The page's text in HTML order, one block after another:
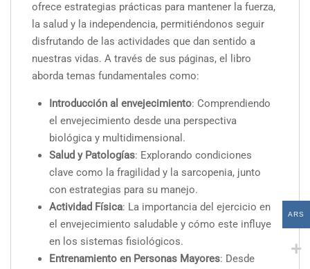
ofrece estrategias prácticas para mantener la fuerza,
la salud y la independencia, permitiéndonos seguir
disfrutando de las actividades que dan sentido a
nuestras vidas. A través de sus páginas, el libro
aborda temas fundamentales como:
Introducción al envejecimiento: Comprendiendo
el envejecimiento desde una perspectiva
biológica y multidimensional.
Salud y Patologías: Explorando condiciones
clave como la fragilidad y la sarcopenia, junto
con estrategias para su manejo.
Actividad Física: La importancia del ejercicio en
el envejecimiento saludable y cómo este influye
en los sistemas fisiológicos.
Entrenamiento en Personas Mayores: Desde
ARS